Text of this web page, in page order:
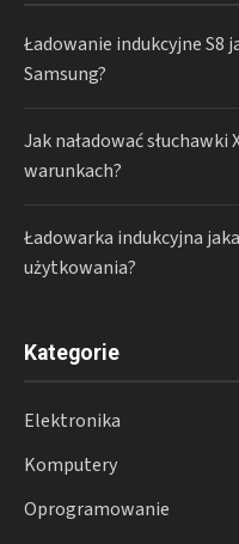
Ładowanie indukcyjne S8
Samsung?
Jak naładować
warunkach?
Ładowarka indukcyjna
użytkowania?
Kategorie
Elektronika
Komputery
Oprogramowanie